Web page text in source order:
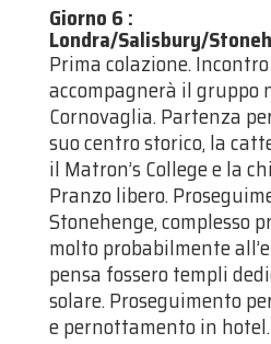
Giorno 6 :
Londra/Salisbury/
Prima colazione.
accompagnerà il gruppo
Cornovaglia. Partenza
suo centro storico, la
il Matron’s College e la
Pranzo libero.
Stonehenge, complesso
molto probabilmente
pensa fossero templi
solare. Proseguimento
e pernottamento in hotel.